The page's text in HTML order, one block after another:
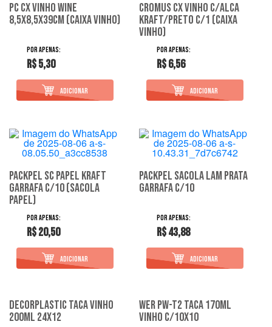
PC CX VINHO WINE
8,5X8,5X39CM (CAIXA VINHO)
R$ 5,30
CROMUS CX VINHO C/ALCA
KRAFT/PRETO C/1 (CAIXA
VINHO)
R$ 6,56
PACKPEL SC PAPEL KRAFT
GARRAFA C/10 (SACOLA
PAPEL)
R$ 20,50
PACKPEL SACOLA LAM PRATA
GARRAFA C/10
R$ 43,88
Decorplastic Taca Vinho
200Ml 24X12
Wer Pw-T2 Taca 170Ml
Vinho C/10X10